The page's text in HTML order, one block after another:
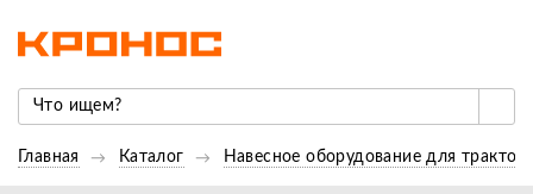
Главная Каталог Навесное оборудование для